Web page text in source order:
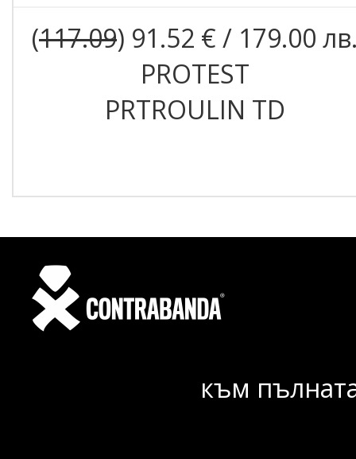
(117.09) 91.52 € / 179.00
PROTEST
PRTROULIN TD
към